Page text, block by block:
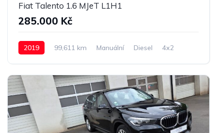
Fiat Talento 1.6 MJeT L1H1
285.000 Kč
2019 99,611 km Manuální Diesel 4x2